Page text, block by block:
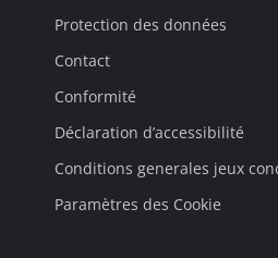
Protection des données
Contact
Conformité
Déclaration d’accessibilité
Conditions generales jeux
Paramètres des Cookie